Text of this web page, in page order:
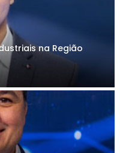
na Região